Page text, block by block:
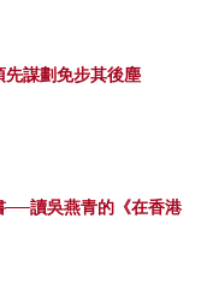
先謀劃免步其後塵
──讀吳燕青的《在香港